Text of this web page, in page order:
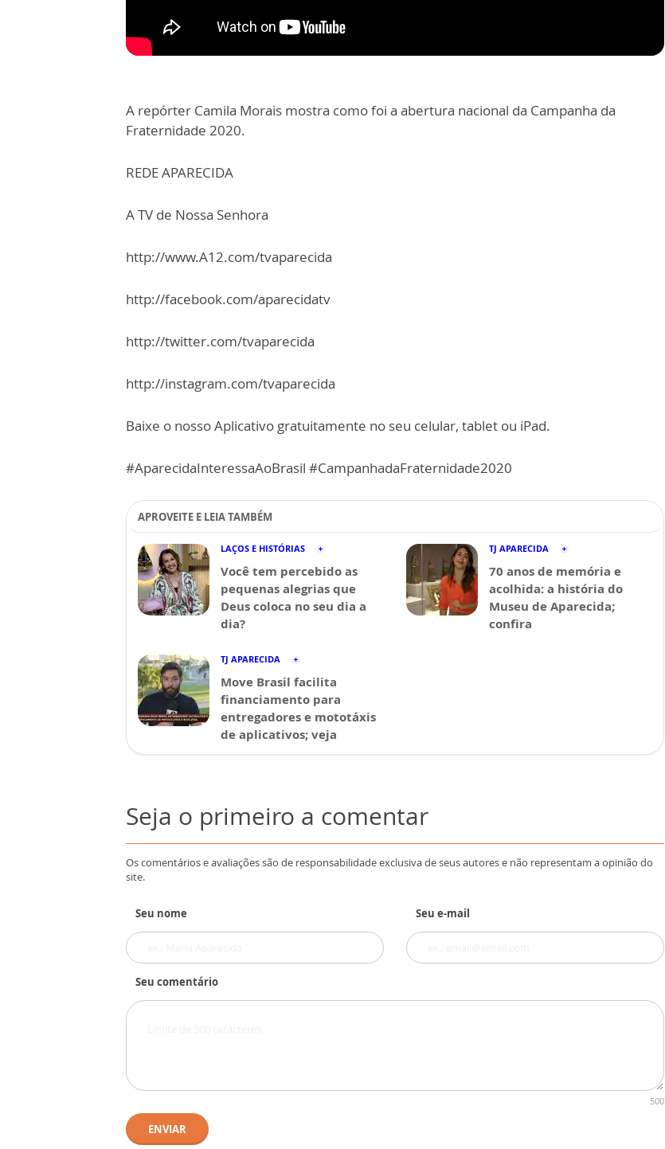
A repórter Camila Morais mostra como foi a abertura nacional da Campanha da
Fraternidade 2020.
REDE APARECIDA
A TV de Nossa Senhora
http://www.A12.com/tvaparecida
http://facebook.com/aparecidatv
http://twitter.com/tvaparecida
http://instagram.com/tvaparecida
Baixe o nosso Aplicativo gratuitamente no seu celular, tablet ou iPad.
#AparecidaInteressaAoBrasil #CampanhadaFraternidade2020
APROVEITE E LEIA TAMBÉM
LAÇOS E HISTÓRIAS
Você tem percebido as
pequenas alegrias que
Deus coloca no seu dia a
dia?
TJ APARECIDA
70 anos de memória e
acolhida: a história do
Museu de Aparecida;
confira
TJ APARECIDA
Move Brasil facilita
financiamento para
entregadores e mototáxis
de aplicativos; veja
Seja o primeiro a comentar
Os comentários e avaliações são de responsabilidade exclusiva de seus autores e não representam a opinião do
site.
Seu nome Seu e-mail
Seu comentário
500
ENVIAR